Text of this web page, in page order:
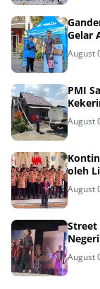
Gelar
August
PMI
August
oleh
August
Street
August